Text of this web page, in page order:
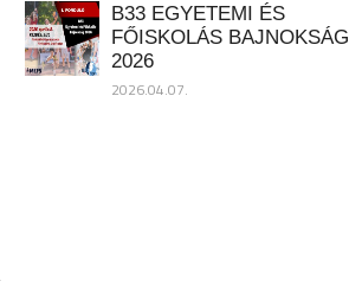
B33 EGYETEMI ÉS
FŐISKOLÁS BAJNOKSÁG
2026
2026.04.07.